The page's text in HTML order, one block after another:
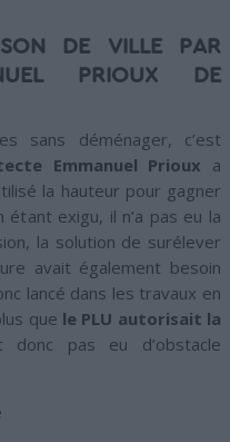
DE VILLE PAR
PRIOUX DE
sans déménager, c’est
Emmanuel Prioux a
la hauteur pour gagner
exigu, il n’a pas eu la
la solution de surélever
avait également besoin
lancé dans les travaux en
que le PLU autorisait la
pas eu d’obstacle